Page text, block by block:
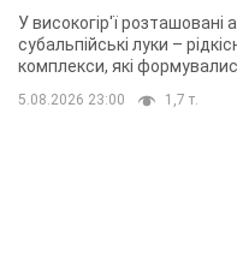
У високогір'ї розташовані
субальпійські луки –
комплекси, які
5.08.2026 23:00 1,7 т.